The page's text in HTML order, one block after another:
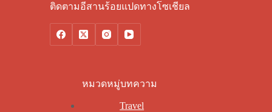
ติดตามอีสานร้อยแปดทางโซเชียล
หมวดหมู่บทความ
Travel